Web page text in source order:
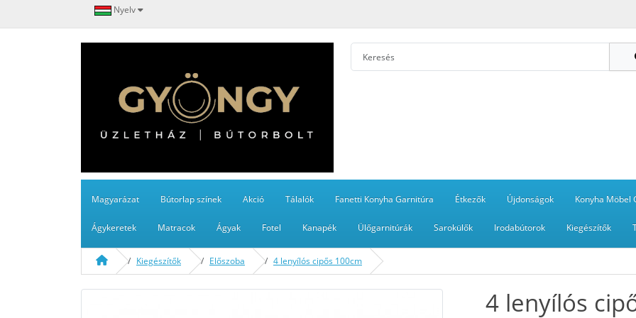
Nyelv
Magyarázat Bútorlap színek Akció Tálalók Fanetti Konyha Garnitúra Étkezők Újdonságok Konyha Möbel
Ágykeretek Matracok Ágyak Fotel Kanapék Ülőgarnitúrák Sarokülők Irodabútorok Kiegészítők
Kiegészítők Előszoba 4 lenyílós cipős 100cm
4 lenyílós